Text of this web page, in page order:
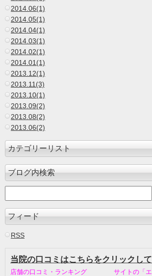
2014.06(1)
2014.05(1)
2014.04(1)
2014.03(1)
2014.02(1)
2014.01(1)
2013.12(1)
2013.11(3)
2013.10(1)
2013.09(2)
2013.08(2)
2013.06(2)
カテゴリーリスト
ブログ内検索
フィード
RSS
当院の口コミはこちらをクリックし
店舗の口コミ・ランキング サイトの「エ